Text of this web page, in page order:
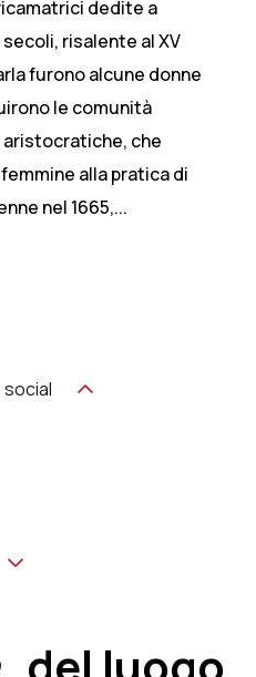
dedite a
risalente al XV
furono alcune donne
le comunità
che
alla pratica di
nel 1665,...